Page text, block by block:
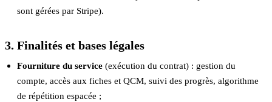
sont gérées par Stripe).
3. Finalités et bases légales
Fourniture du service (exécution du contrat) : gestion du
compte, accès aux fiches et QCM, suivi des progrès, algorithme
de répétition espacée ;